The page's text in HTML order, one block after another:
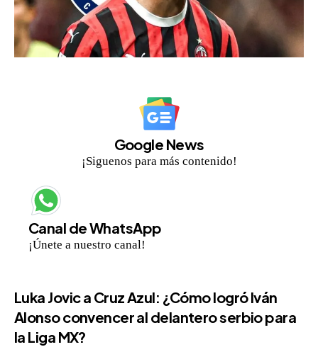
Google News
¡Siguenos para más contenido!
Canal de WhatsApp
¡Únete a nuestro canal!
Luka Jovic a Cruz Azul: ¿Cómo logró Iván
Alonso convencer al delantero serbio para
la Liga MX?